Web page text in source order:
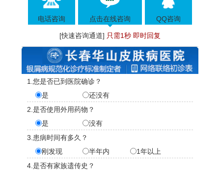
电话咨询 点击在线咨询 QQ咨询
[快速咨询通道] 只需1秒 即时回复
1.您是否已到医院确诊？
是
还没有
2.是否使用外用药物？
是
没有
3.患病时间有多久？
刚发现
半年内
1年以上
4.是否有家族遗传史？